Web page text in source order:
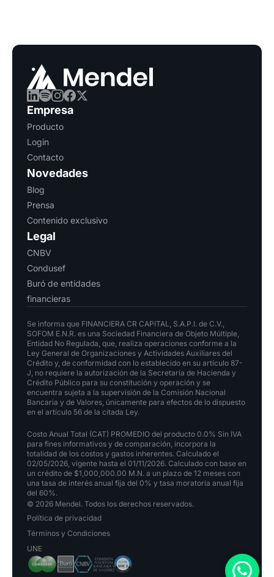
Empresa
Producto
Login
Contacto
Novedades
Blog
Prensa
Contenido exclusivo
Legal
CNBV
Condusef
Buró de entidades
financieras
Se informa que FINANCIERA CR CAPITAL, S.A.P.I. de C.V.,
SOFOM E.N.R. es una Sociedad Financiera de Objeto Múltiple,
Entidad No Regulada, que, realiza operaciones conforme a la
Ley General de Organizaciones y Actividades Auxiliares del
Crédito y, de conformidad con lo establecido en su artículo 87-
J, no requiere la autorización de la Secretaría de Hacienda y
Crédito Público para su constitución y operación y se
encuentra sujeta a la supervisión de la Comisión Nacional
Bancaria y de Valores, únicamente para efectos de lo dispuesto
en el artículo 56 de la citada Ley.
Costo Anual Total (CAT) PROMEDIO del producto 0.0% Sin IVA
para fines informativos y de comparación, incorpora la
totalidad de los costos y gastos inherentes. Calculado el
02/05/2026, vigente hasta el 01/11/2026. Calculado con base en
un crédito de $1,000,000.00 M.N. a un plazo de 12 meses con
una tasa de interés anual fija del 0% y tasa moratoria anual fija
del 60%.
© 2026 Mendel. Todos los derechos reservados.
Política de privacidad
Términos y Condiciones
UNE